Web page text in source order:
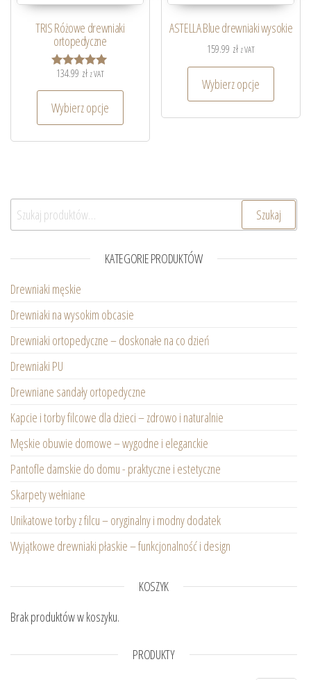
TRIS Różowe drewniaki
ortopedyczne
Oceniono
134.99 zł z VAT
Wybierz opcje
ASTELLA Blue drewniaki wysokie
159.99 zł z VAT
Wybierz opcje
Szukaj: Szukaj
KATEGORIE PRODUKTÓW
Drewniaki męskie
Drewniaki na wysokim obcasie
Drewniaki ortopedyczne – doskonałe na co dzień
Drewniaki PU
Drewniane sandały ortopedyczne
Kapcie i torby filcowe dla dzieci – zdrowo i naturalnie
Męskie obuwie domowe – wygodne i eleganckie
Pantofle damskie do domu - praktyczne i estetyczne
Skarpety wełniane
Unikatowe torby z filcu – oryginalny i modny dodatek
Wyjątkowe drewniaki płaskie – funkcjonalność i design
KOSZYK
Brak produktów w koszyku.
PRODUKTY